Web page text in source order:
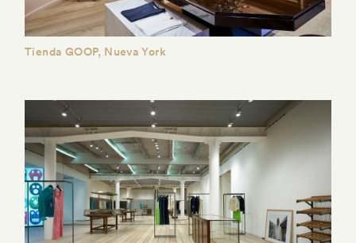
Tienda GOOP, Nueva York